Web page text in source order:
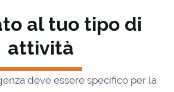
al tuo tipo di
attività
deve essere specifico per la